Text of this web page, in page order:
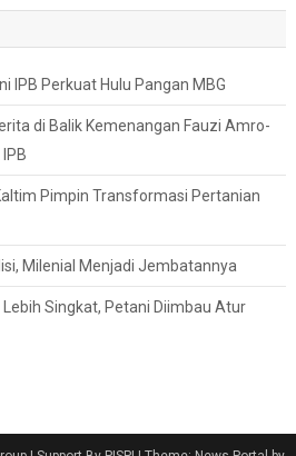
IPB Perkuat Hulu Pangan MBG
di Balik Kemenangan Fauzi Amro-
Pimpin Transformasi Pertanian
Milenial Menjadi Jembatannya
Singkat, Petani Diimbau Atur